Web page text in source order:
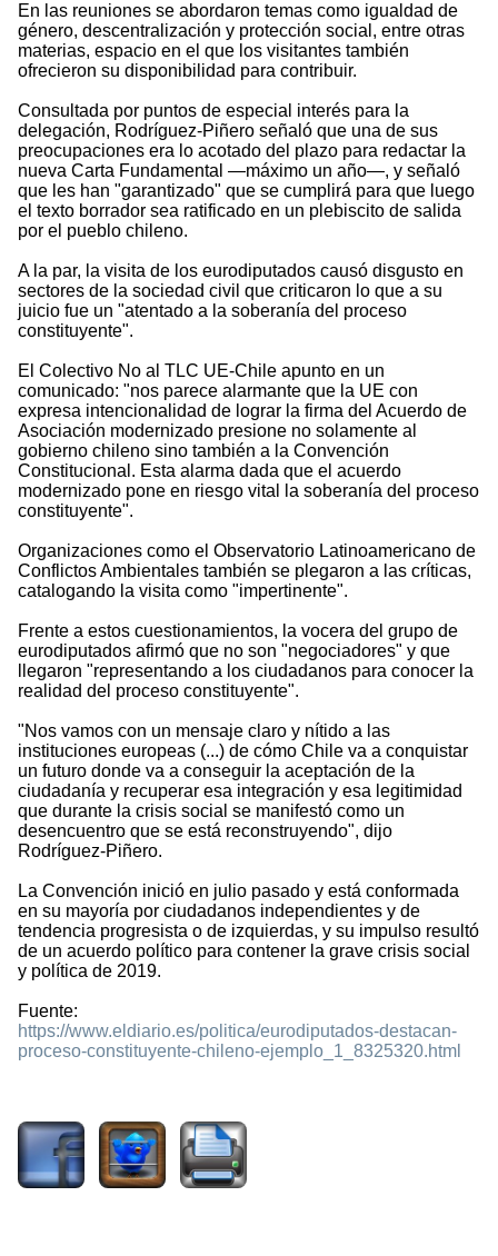
En las reuniones se abordaron temas como igualdad de
género, descentralización y protección social, entre otras
materias, espacio en el que los visitantes también
ofrecieron su disponibilidad para contribuir.
Consultada por puntos de especial interés para la
delegación, Rodríguez-Piñero señaló que una de sus
preocupaciones era lo acotado del plazo para redactar la
nueva Carta Fundamental —máximo un año—, y señaló
que les han "garantizado" que se cumplirá para que luego
el texto borrador sea ratificado en un plebiscito de salida
por el pueblo chileno.
A la par, la visita de los eurodiputados causó disgusto en
sectores de la sociedad civil que criticaron lo que a su
juicio fue un "atentado a la soberanía del proceso
constituyente".
El Colectivo No al TLC UE-Chile apunto en un
comunicado: "nos parece alarmante que la UE con
expresa intencionalidad de lograr la firma del Acuerdo de
Asociación modernizado presione no solamente al
gobierno chileno sino también a la Convención
Constitucional. Esta alarma dada que el acuerdo
modernizado pone en riesgo vital la soberanía del proceso
constituyente".
Organizaciones como el Observatorio Latinoamericano de
Conflictos Ambientales también se plegaron a las críticas,
catalogando la visita como "impertinente".
Frente a estos cuestionamientos, la vocera del grupo de
eurodiputados afirmó que no son "negociadores" y que
llegaron "representando a los ciudadanos para conocer la
realidad del proceso constituyente".
"Nos vamos con un mensaje claro y nítido a las
instituciones europeas (...) de cómo Chile va a conquistar
un futuro donde va a conseguir la aceptación de la
ciudadanía y recuperar esa integración y esa legitimidad
que durante la crisis social se manifestó como un
desencuentro que se está reconstruyendo", dijo
Rodríguez-Piñero.
La Convención inició en julio pasado y está conformada
en su mayoría por ciudadanos independientes y de
tendencia progresista o de izquierdas, y su impulso resultó
de un acuerdo político para contener la grave crisis social
y política de 2019.
Fuente:
https://www.eldiario.es/politica/eurodiputados-destacan-
proceso-constituyente-chileno-ejemplo_1_8325320.html